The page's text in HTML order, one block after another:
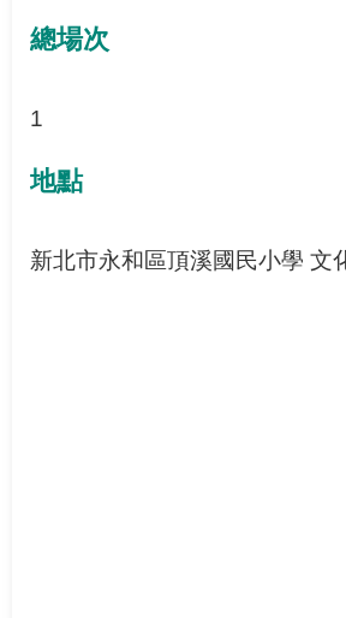
總場次
1
地點
新北市永和區頂溪國民小學 文